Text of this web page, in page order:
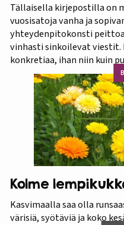
Tällaisella kirjepostilla on
vuosisatoja vanha ja
yhteydenpitokonsti
vinhasti sinkoilevat viestit.
konkretiaa, ihan niin kuin
Kolme
Kasvimaalla saa olla
värisiä, syötäviä ja koko